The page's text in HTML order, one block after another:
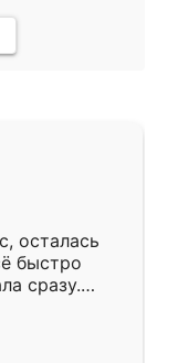
осталась
быстро
сразу.
к
Собрали
даже